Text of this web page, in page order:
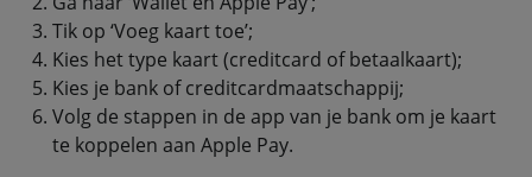
Tik op ‘Voeg kaart toe’;
Kies het type kaart (creditcard of betaalkaart);
Kies je bank of creditcardmaatschappij;
Volg de stappen in de app van je bank om je kaart
te koppelen aan Apple Pay.